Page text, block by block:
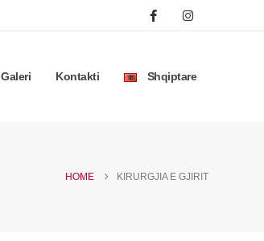
Galeri Kontakti Shqiptare
HOME KIRURGJIA E GJIRIT